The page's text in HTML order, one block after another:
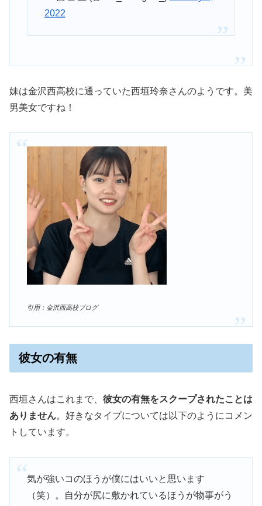
2022
妹は金沢西高校に通っていた西垣玲奈さんのようです。美
男美女ですね！
引用：金沢西高校ブログ
彼女の有無
西垣さんはこれまで、 彼女の有無をスクープされたことは
ありません。好きなタイプについては以下のようにコメン
トしています。
気が強いコのほうが僕にはいいと思います
（笑）。自分が尻に敷かれているほうが物事がう